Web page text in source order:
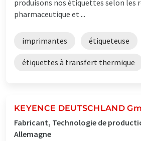
produisons nos étiquettes selon les
pharmaceutique et ...
imprimantes étiqueteuse
étiquettes à transfert thermique
KEYENCE DEUTSCHLAND
Fabricant, Technologie de
Allemagne